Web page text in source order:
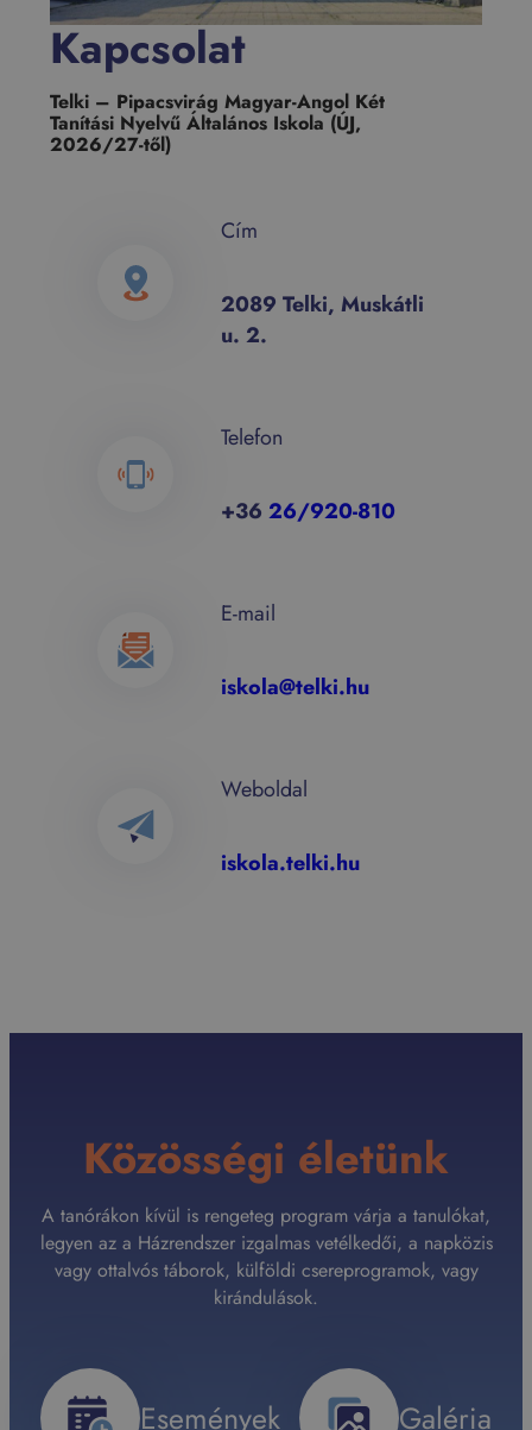
Kapcsolat
Telki – Pipacsvirág Magyar-Angol Két
Tanítási Nyelvű Általános Iskola (ÚJ,
2026/27-től)
Cím
2089 Telki, Muskátli
u. 2.
Telefon
+36 26/920-810
E-mail
iskola@telki.hu
Weboldal
iskola.telki.hu
Közösségi életünk
A tanórákon kívül is rengeteg program várja a tanulókat,
legyen az a Házrendszer izgalmas vetélkedői, a napközis
vagy ottalvós táborok, külföldi csereprogramok, vagy
kirándulások.
Események Galéria